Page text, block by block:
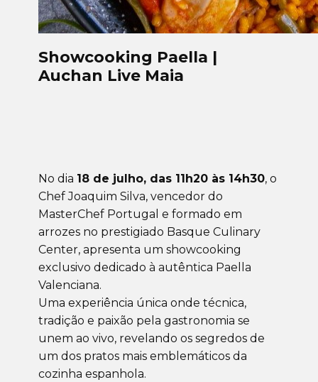
Showcooking Paella |
Auchan Live Maia
No dia 18 de julho, das 11h20 às 14h30, o
Chef Joaquim Silva, vencedor do
MasterChef Portugal e formado em
arrozes no prestigiado Basque Culinary
Center, apresenta um showcooking
exclusivo dedicado à autêntica Paella
Valenciana.
Uma experiência única onde técnica,
tradição e paixão pela gastronomia se
unem ao vivo, revelando os segredos de
um dos pratos mais emblemáticos da
cozinha espanhola.